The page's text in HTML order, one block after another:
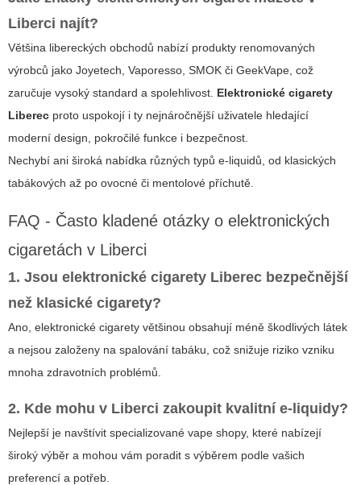
Liberci najít?
Většina libereckých obchodů nabízí produkty renomovaných
výrobců jako Joyetech, Vaporesso, SMOK či GeekVape , což
zaručuje vysoký standard a spolehlivost. Elektronické cigarety
Liberec proto uspokojí i ty nejnáročnější uživatele hledající
moderní design, pokročilé funkce i bezpečnost.
Nechybí ani široká nabídka různých typů e-liquidů, od klasických
tabákových až po ovocné či mentolové příchutě.
FAQ - Často kladené otázky o elektronických
cigaretách v Liberci
1. Jsou elektronické cigarety Liberec bezpečnější
než klasické cigarety?
Ano, elektronické cigarety většinou obsahují méně škodlivých látek
a nejsou založeny na spalování tabáku, což snižuje riziko vzniku
mnoha zdravotních problémů.
2. Kde mohu v Liberci zakoupit kvalitní e-liquidy?
Nejlepší je navštívit specializované vape shopy, které nabízejí
široký výběr a mohou vám poradit s výběrem podle vašich
preferencí a potřeb.